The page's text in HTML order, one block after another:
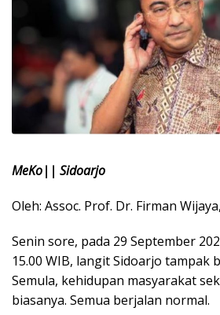
MeKo|| Sidoarjo
Oleh: Assoc. Prof. Dr. Firman
Senin sore, pada 29 September
15.00 WIB, langit Sidoarjo tampak
Semula, kehidupan masyarakat
biasanya. Semua berjalan normal.